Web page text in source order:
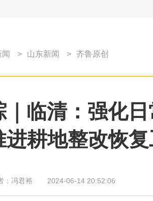
闻 > 山东新闻 > 齐鲁原创
｜临清：强化
进耕地整改恢
： 冯君裕 2024-06-14 20:52:06